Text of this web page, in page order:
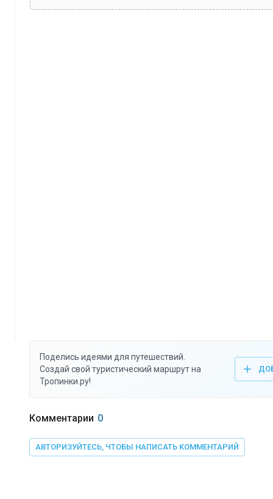
Поделись идеями для путешествий.
Создай свой туристический маршрут на
Тропинки.ру!
Комментарии 0
АВТОРИЗУЙТЕСЬ, ЧТОБЫ НАПИСАТЬ КОММЕНТАРИЙ